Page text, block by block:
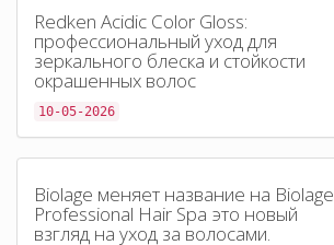
Redken Acidic Color Gloss:
профессиональный уход для
зеркального блеска и стойкости
окрашенных волос
10-05-2026
Biolage меняет название на Biolage
Professional Hair Spa это новый
взгляд на уход за волосами.